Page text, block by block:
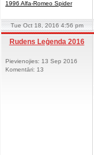
1996 Alfa-Romeo Spider
Tue Oct 18, 2016 4:56 pm
Rudens Leģenda 2016
Pievienojies: 13 Sep 2016
Komentāri: 13